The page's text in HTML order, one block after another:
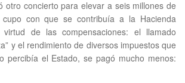
otro concierto para elevar a seis millones de
con que se contribuía a la Hacienda
de las compensaciones: el llamado
y el rendimiento de diversos impuestos que
percibía el Estado, se pagó mucho menos: